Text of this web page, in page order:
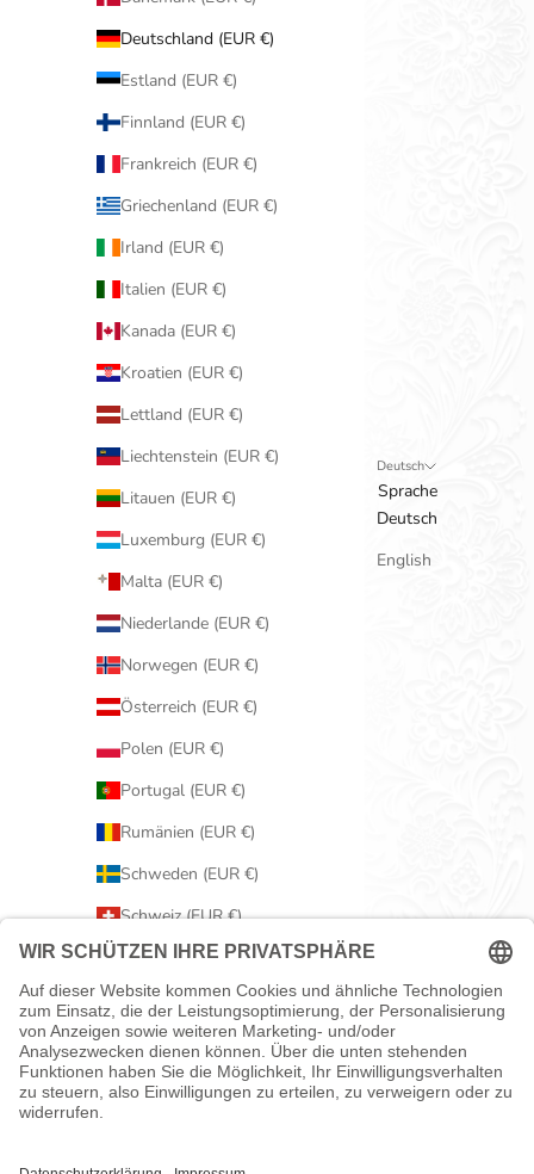
Deutschland (EUR €)
Estland (EUR €)
Finnland (EUR €)
Frankreich (EUR €)
Griechenland (EUR €)
Irland (EUR €)
Italien (EUR €)
Kanada (EUR €)
Kroatien (EUR €)
Lettland (EUR €)
Liechtenstein (EUR €)
Litauen (EUR €)
Luxemburg (EUR €)
Malta (EUR €)
Niederlande (EUR €)
Norwegen (EUR €)
Österreich (EUR €)
Polen (EUR €)
Portugal (EUR €)
Rumänien (EUR €)
Schweden (EUR €)
Schweiz (EUR €)
Serbien (EUR €)
Slowakei (EUR €)
Slowenien (EUR €)
Spanien (EUR €)
Ungarn (EUR €)
Deutsch
Sprache
Deutsch
English